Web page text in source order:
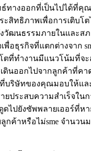
ธ์ทางออกที่เป็นไปได้
ทธิภาพเพื่อการเติบโ
วัฒนธรรมภายในและ
พื่อธุรกิจที่แตกต่างจาก
ตที่ทำงานมีแนวโน้ม
ออกไปจากลูกค้าที่คา
ษัทของคุณมอบให้และ
ยประสบความสำเร็จ
ไปยังซัพพลายเออร์ที่
ค้าหรือไม่sme จำนว